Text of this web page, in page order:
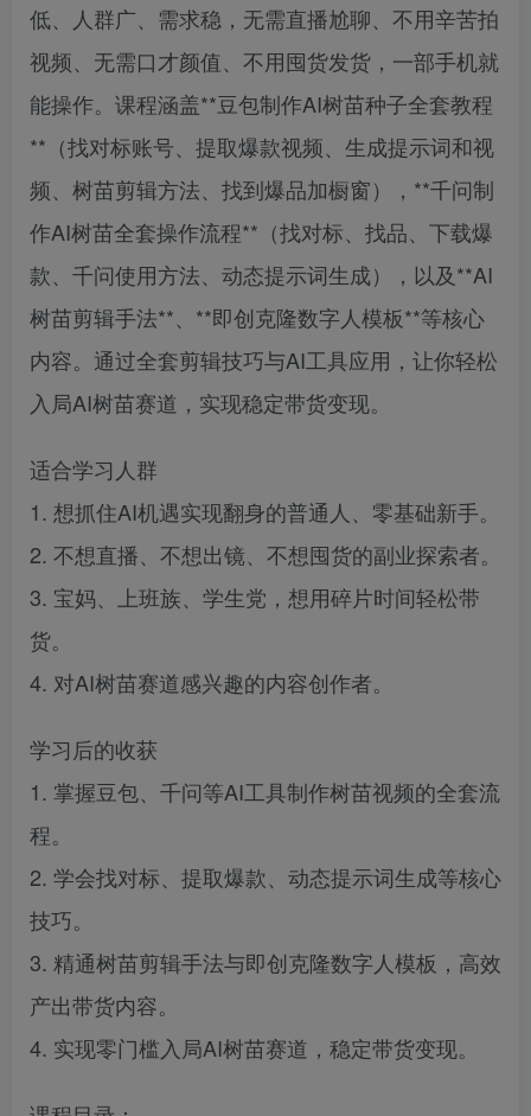
低、人群广、需求稳，无需直播尬聊、不用辛苦拍
视频、无需口才颜值、不用囤货发货，一部手机就
能操作。课程涵盖**豆包制作AI树苗种子全套教程
**（找对标账号、提取爆款视频、生成提示词和视
频、树苗剪辑方法、找到爆品加橱窗），**千问制
作AI树苗全套操作流程**（找对标、找品、下载爆
款、千问使用方法、动态提示词生成），以及**AI
树苗剪辑手法**、**即创克隆数字人模板**等核心
内容。通过全套剪辑技巧与AI工具应用，让你轻松
入局AI树苗赛道，实现稳定带货变现。
适合学习人群
1. 想抓住AI机遇实现翻身的普通人、零基础新手。
2. 不想直播、不想出镜、不想囤货的副业探索者。
3. 宝妈、上班族、学生党，想用碎片时间轻松带
货。
4. 对AI树苗赛道感兴趣的内容创作者。
学习后的收获
1. 掌握豆包、千问等AI工具制作树苗视频的全套流
程。
2. 学会找对标、提取爆款、动态提示词生成等核心
技巧。
3. 精通树苗剪辑手法与即创克隆数字人模板，高效
产出带货内容。
4. 实现零门槛入局AI树苗赛道，稳定带货变现。